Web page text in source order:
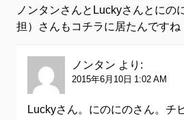
ノンタンさんとLuckyさんとにの
担）さんもコチラに居たんですね
ノンタン より:
2015年6月10日 1:02 AM
Luckyさん。にのにのさん。チ